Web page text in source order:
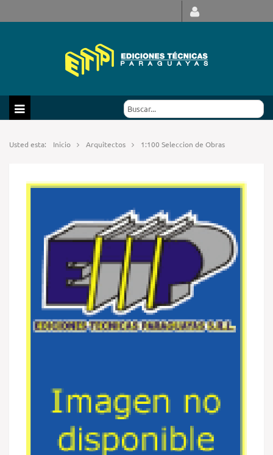
Usted esta: Inicio Arquitectos 1:100 Seleccion de Obras